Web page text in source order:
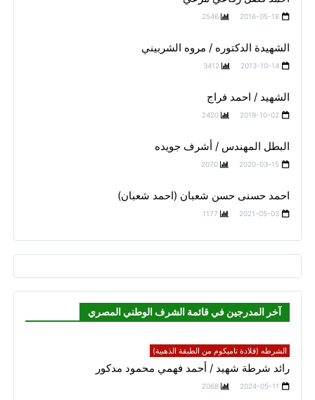
2016-05-18
2546
الشهيدة الدكتوره / مروه الشربيني
2013-10-14
3412
الشهيد / احمد فراج
2019-10-02
2420
البطل المهندس / أشرف جويده
2020-03-15
2070
احمد حسنى حسن شعبان (احمد شعبان)
2021-05-03
1177
آخر المدرجين في قائمة الشرف الوطني المصري
الشرطه (قلادة تاميكوم من الطبقة الذهبية)
رائد شرطة شهيد / أحمد فهمي محمود مدكور
2024-05-11
2068